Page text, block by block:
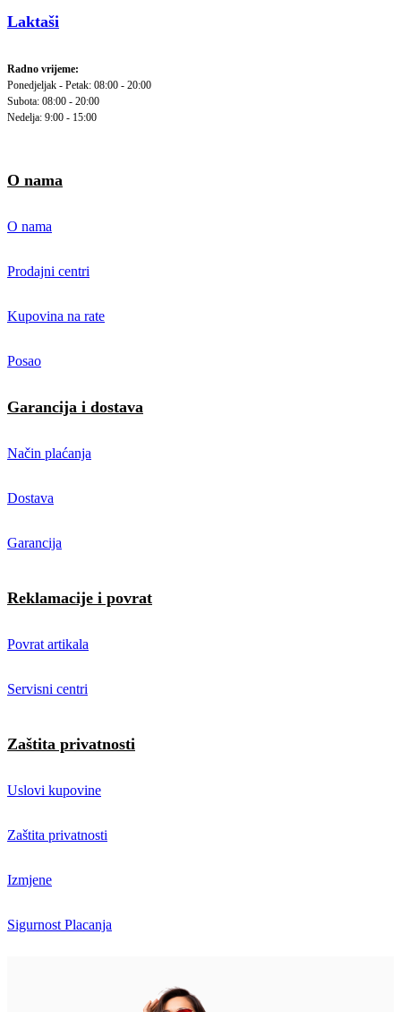
Laktaši
Radno vrijeme:
Ponedjeljak - Petak: 08:00 - 20:00
Subota: 08:00 - 20:00
Nedelja: 9:00 - 15:00
O nama
O nama
Prodajni centri
Kupovina na rate
Posao
Garancija i dostava
Način plaćanja
Dostava
Garancija
Reklamacije i povrat
Povrat artikala
Servisni centri
Zaštita privatnosti
Uslovi kupovine
Zaštita privatnosti
Izmjene
Sigurnost Placanja